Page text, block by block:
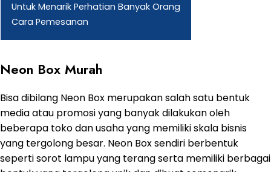
Untuk Menarik Perhatian Banyak Orang
Cara Pemesanan
Neon Box Murah
Bisa dibilang Neon Box merupakan salah satu bentuk
media atau promosi yang banyak dilakukan oleh
beberapa toko dan usaha yang memiliki skala bisnis
yang tergolong besar. Neon Box sendiri berbentuk
seperti sorot lampu yang terang serta memiliki berbagai